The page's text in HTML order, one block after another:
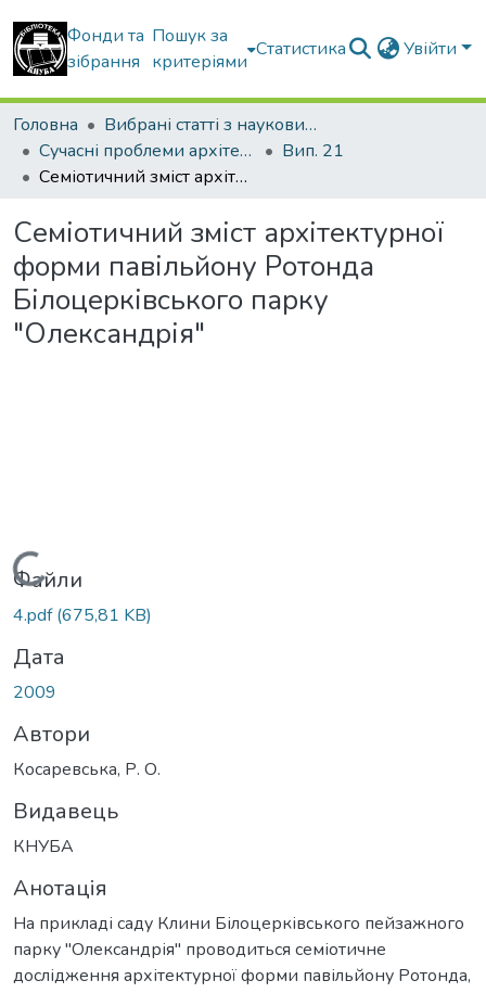
Фонди та
зібрання
Пошук за
критеріями
Статистика Увійти
Головна
Вибрані статті з наукових збірників КНУБА
Сучасні проблеми архітектури та містобудування
Вип. 21
Семіотичний зміст архітектурної форми павільйону Ротонда Білоцерківського парку "Олександрія"
Семіотичний зміст архітектурної
форми павільйону Ротонда
Білоцерківського парку
"Олександрія"
Вантажиться...
Файли
4.pdf(675,81 KB)
Дата
2009
Автори
Косаревська, Р. О.
Видавець
КНУБА
Анотація
На прикладі саду Клини Білоцерківського пейзажного
парку "Олександрія" проводиться семіотичне
дослідження архітектурної форми павільйону Ротонда,